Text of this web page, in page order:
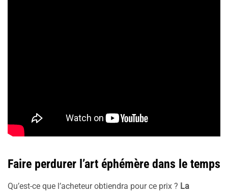
Faire perdurer l’art éphémère dans le temps
Qu’est-ce que l’acheteur obtiendra pour ce prix ? La